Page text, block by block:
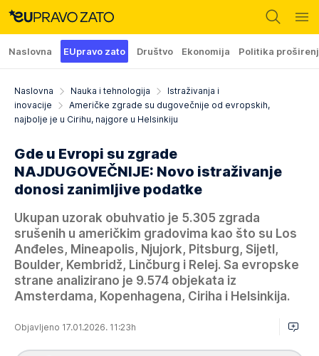
Naslovna EUpravo zato Društvo Ekonomija Politika
Naslovna Nauka i tehnologija
Istraživanja i
inovacije
Američke zgrade su dugovečnije od evropskih,
najbolje je u Cirihu, najgore u Helsinkiju
Gde u Evropi su zgrade
NAJDUGOVEČNIJE: Novo istraživanje
donosi zanimljive podatke
Ukupan uzorak obuhvatio je 5.305 zgrada
srušenih u američkim gradovima kao što su Los
Anđeles, Mineapolis, Njujork, Pitsburg, Sijetl,
Boulder, Kembridž, Linčburg i Relej. Sa evropske
strane analizirano je 9.574 objekata iz
Amsterdama, Kopenhagena, Ciriha i Helsinkija.
Objavljeno 17.01.2026. 11:23h